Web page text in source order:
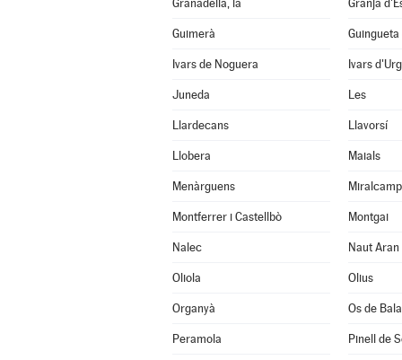
Granadella, la Granja
Guimerà Guingueta
Ivars de Noguera Ivars
Juneda Les
Llardecans Llavorsí
Llobera Maials
Menàrguens Miralcamp
Montferrer i Castellbò Montgai
Nalec Naut Aran
Oliola Olius
Organyà Os de
Peramola Pinell de